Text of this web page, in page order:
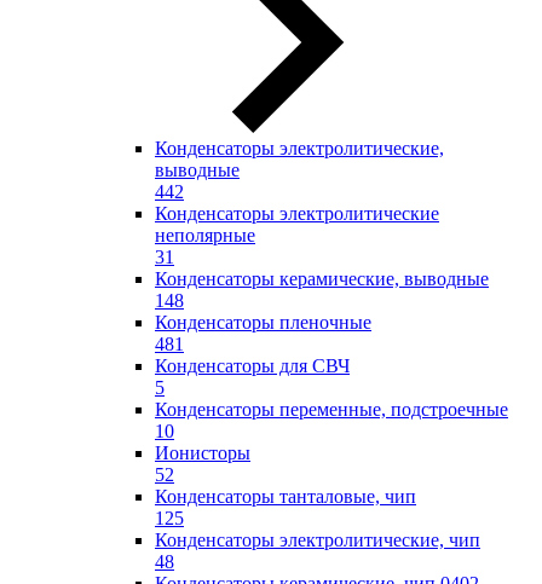
Конденсаторы электролитические,
выводные
442
Конденсаторы электролитические
неполярные
31
Конденсаторы керамические, выводные
148
Конденсаторы пленочные
481
Конденсаторы для СВЧ
5
Конденсаторы переменные, подстроечные
10
Ионисторы
52
Конденсаторы танталовые, чип
125
Конденсаторы электролитические, чип
48